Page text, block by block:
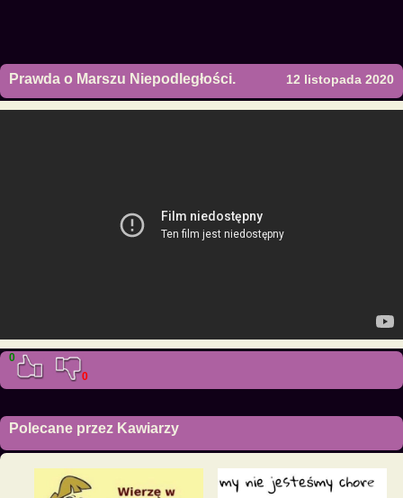
Prawda o Marszu Niepodległości. 12 listopada 2020
0
0
Polecane przez Kawiarzy